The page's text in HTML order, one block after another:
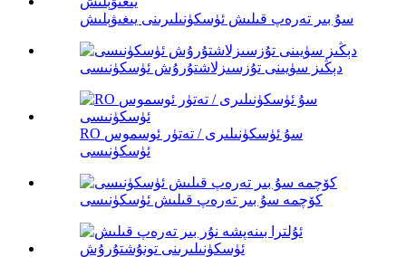
سۇ بىر تەرەپ قىلىش ئۈسكۈنىلىرىنى يىغىۋېلىش
دېڭىز سۈيىنى تۇزسىزلاشتۇرۇش ئۈسكۈنىسى
RO سۇ ئۈسكۈنىلىرى / تەتۈر ئوسموس
ئۈسكۈنىسى
كۆچمە سۇ بىر تەرەپ قىلىش ئۈسكۈنىسى